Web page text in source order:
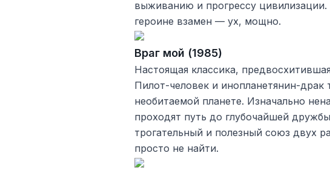
выживанию и прогрессу
героине взамен — ух, мощно.
Враг мой (1985)
Настоящая классика,
Пилот-человек и инопланетянин-драк
необитаемой планете. Изначально
проходят путь до глубочайшей
трогательный и полезный союз двух
просто не найти.